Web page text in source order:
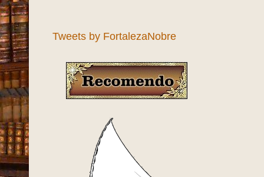
Tweets by FortalezaNobre